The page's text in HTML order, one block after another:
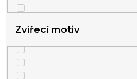
měsíc
Zvířecí motiv